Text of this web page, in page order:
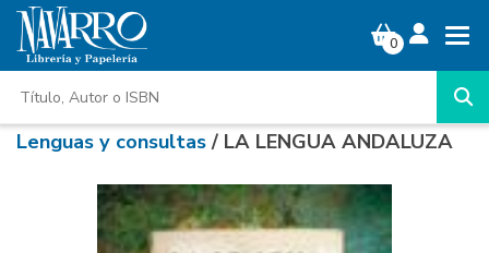
0
Lenguas y consultas/ LA LENGUA ANDALUZA